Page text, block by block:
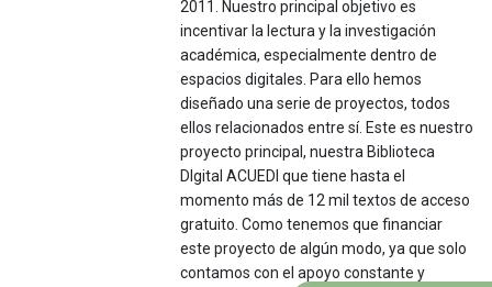
2011. Nuestro principal objetivo es
incentivar la lectura y la investigación
académica, especialmente dentro de
espacios digitales. Para ello hemos
diseñado una serie de proyectos, todos
ellos relacionados entre sí. Este es nuestro
proyecto principal, nuestra Biblioteca
DIgital ACUEDI que tiene hasta el
momento más de 12 mil textos de acceso
gratuito. Como tenemos que financiar
este proyecto de algún modo, ya que solo
contamos con el apoyo constante y